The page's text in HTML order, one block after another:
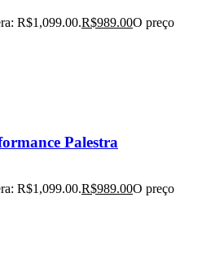
R$1,099.00.R$989.00O preço
Palestra
R$1,099.00.R$989.00O preço